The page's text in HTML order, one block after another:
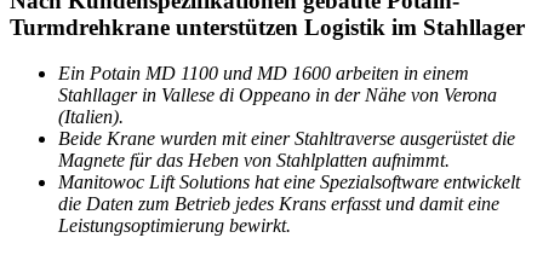
Turmdrehkrane unterstützen Logistik im Stahllager
Ein Potain MD 1100 und MD 1600 arbeiten in einem
Stahllager in Vallese di Oppeano in der Nähe von Verona
(Italien).
Beide Krane wurden mit einer Stahltraverse ausgerüstet die
Magnete für das Heben von Stahlplatten aufnimmt.
Manitowoc Lift Solutions hat eine Spezialsoftware entwickelt
die Daten zum Betrieb jedes Krans erfasst und damit eine
Leistungsoptimierung bewirkt.